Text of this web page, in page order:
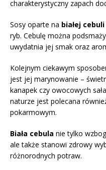
charakterystyczny zapach
Sosy oparte na białej cebuli
ryb. Cebulę można
uwydatnia jej smak oraz
Kolejnym ciekawym
jest jej marynowanie –
kanapek czy owocowych
naturze jest polecana
pokarmowym.
Biała cebula nie tylko
ale także stanowi zdrowy
różnorodnych potraw.